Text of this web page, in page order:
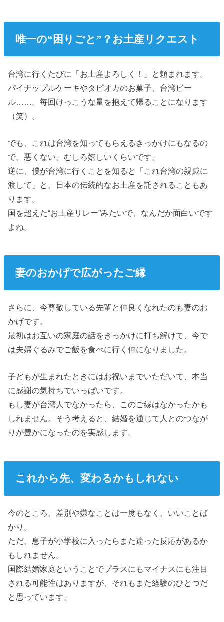
唯一の“困りごと”？お土産リクエスト
台湾に行くたびに「お土産よろしく！」と頼まれます。
パイナップルケーキやタピオカのお菓子、台湾ビー
ル……。毎回けっこうな量を抱えて帰ることになります
（笑）。
でも、これは台湾を知ってもらえるきっかけにもなるの
で、悪くない。むしろ嬉しいくらいです。
逆に、僕が台湾に行くことを知ると「これ台湾の親戚に
渡して」と、日本の伝統的なお土産を託されることもあ
ります。
国を超えた“お土産リレー”みたいで、なんだか面白いです
よね。
妻のおかげで広がったご縁
さらに、今尊敬している先輩と仲良くなれたのも妻のお
かげです。
最初はお互いの家庭の話をきっかけに打ち解けて、今で
は夫婦ぐるみでご飯を食べに行く仲になりました。
子どもが生まれたときにはお祝いまでいただいて、本当
に感謝の気持ちでいっぱいです。
もし妻が台湾人でなかったら、このご縁はなかったかも
しれません。そう考えると、結婚を通じて人とのつなが
りが豊かになったのを実感します。
これから先、変わるかもしれない
今のところ、差別や嫌なことは一度もなく、いいことば
かり。
ただ、息子が小学校に入ったらまた違った反応があるか
もしれません。
国際結婚家庭ということでプラスにもマイナスにも注目
される可能性はありますが、それもまた経験のひとつだ
と思っています。